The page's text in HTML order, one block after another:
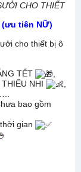
CHO THIẾT
(ưu tiên NỮ)
cho thiết bị ô
TẾT
, THIẾU NHI
bao gồm
gian